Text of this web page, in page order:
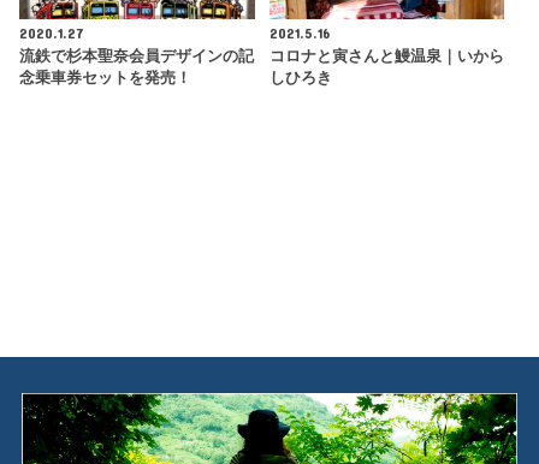
2020.1.27
流鉄で杉本聖奈会員デザインの記
念乗車券セットを発売！
2021.5.16
コロナと寅さんと鰻温泉｜いから
しひろき